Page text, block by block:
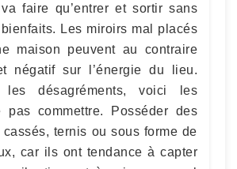
va faire qu’entrer et sortir sans
Les miroirs mal placés
maison peuvent au contraire
négatif sur l’énergie du lieu.
les désagréments, voici les
pas commettre. Posséder des
ternis ou sous forme de
car ils ont tendance à capter